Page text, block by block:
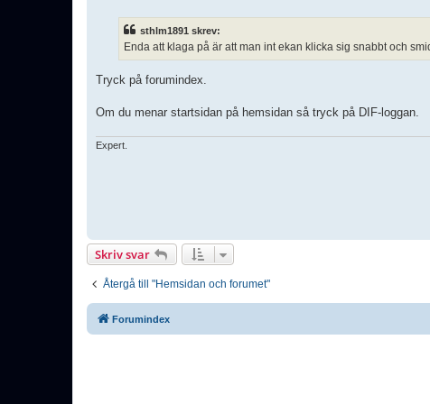
sthlm1891 skrev:
Enda att klaga på är att man int ekan klicka sig snabbt och
Tryck på forumindex.
Om du menar startsidan på hemsidan så tryck på DIF-loggan.
Expert.
Skriv svar
Återgå till "Hemsidan och forumet"
Forumindex